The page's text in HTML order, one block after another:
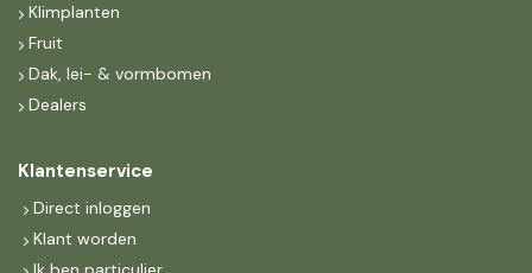
Klimplanten
Fruit
Dak, lei- & vormbomen
Dealers
Klantenservice
Direct inloggen
Klant worden